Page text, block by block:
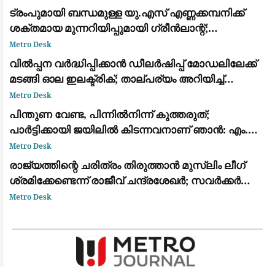
ട്രംപുമായി ബന്ധമുള്ള യു.എസ് എണ്ണക്കമ്പനിക്ക്
ശക്തമായ മുന്നറിയിപ്പുമായി ഗ്രീൻലാന്റ്;
അനുമതിയില്ലാതെ ഡ്രില്ലിംഗ് ഉപകരണങ്ങൾ
എത്തിച്ചതിൽ അമർഷം
Metro Desk
വിൽപ്പന വർദ്ധിപ്പിക്കാൻ ഡീലർഷിപ്പ് മോഡലിലേക്ക്
മടങ്ങി ഓല ഇലക്ട്രിക്; താല്പര്യം അറിയിച്ച്
ആയിരത്തോളം പേർ
Metro Desk
പിന്തുണ വേണ്ട, പിന്നിൽനിന്ന് കുത്തരുത്;
പാർട്ടിക്കായി ജയിലിൽ കിടന്നവനാണ് ഞാൻ: എം.വി.
ജയരാജന് മറുപടിയുമായി അർജുൻ ആയങ്കി
Metro Desk
രാജ്യത്തിന്റെ ചരിത്രം തിരുത്താൻ മുസ്ലിം ലീഗ്
ശ്രമിക്കേണ്ടെന്ന് രാജീവ് ചന്ദ്രശേഖർ; സവർക്കർ
ചോദ്യ വിവാദത്തിൽ ശക്തമായ പ്രതികരണം
Metro Desk